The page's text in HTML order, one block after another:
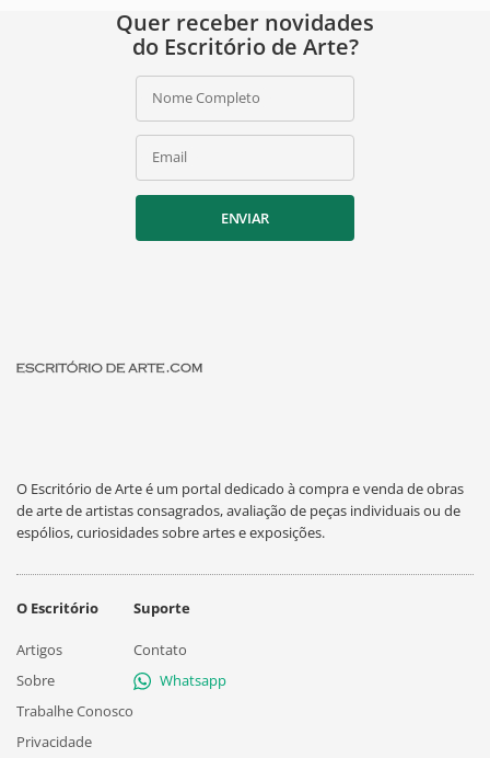
Quer receber novidades
do Escritório de Arte?
Nome Completo
Email
ENVIAR
O Escritório de Arte é um portal dedicado à compra e venda de obras
de arte de artistas consagrados, avaliação de peças individuais ou de
espólios, curiosidades sobre artes e exposições.
O Escritório
Artigos
Sobre
Trabalhe Conosco
Privacidade
Suporte
Contato
Whatsapp